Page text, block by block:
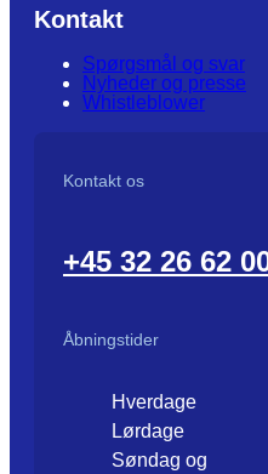
Kontakt
Spørgsmål og svar
Nyheder og presse
Whistleblower
Kontakt os
+45 32 26 62
Åbningstider
Hverdage
Lørdage
Søndag og